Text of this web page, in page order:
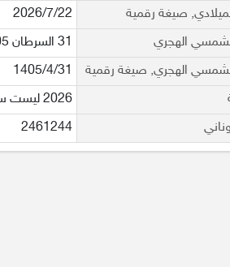
صيغة رقمية
2026/7/22
الهجري
31 السرطان 1405
الهجري, صيغة رقمية
1405/4/31
2026 ليست سنة كبيسة
2461244